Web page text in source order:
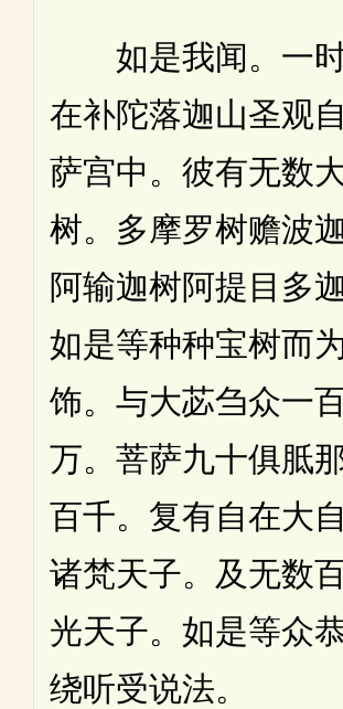
如是我闻。一
在补陀落迦山圣观
萨宫中。彼有无数
树。多摩罗树赡波迦
阿输迦树阿提目多迦
如是等种种宝树而
饰。与大苾刍众一
万。菩萨九十俱胝
百千。复有自在大
诸梵天子。及无数
光天子。如是等众
绕听受说法。